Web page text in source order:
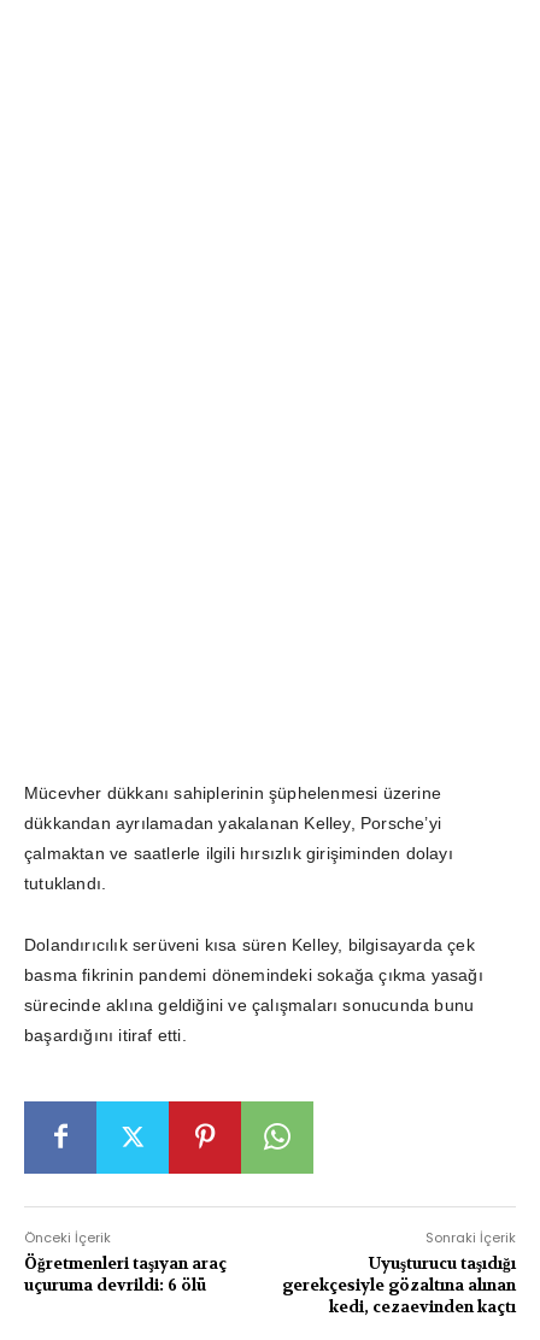
Mücevher dükkanı sahiplerinin şüphelenmesi üzerine
dükkandan ayrılamadan yakalanan Kelley, Porsche’yi
çalmaktan ve saatlerle ilgili hırsızlık girişiminden dolayı
tutuklandı.
Dolandırıcılık serüveni kısa süren Kelley, bilgisayarda çek
basma fikrinin pandemi dönemindeki sokağa çıkma yasağı
sürecinde aklına geldiğini ve çalışmaları sonucunda bunu
başardığını itiraf etti.
Önceki İçerik
Öğretmenleri taşıyan araç
uçuruma devrildi: 6 ölü
Sonraki İçerik
Uyuşturucu taşıdığı
gerekçesiyle gözaltına alınan
kedi, cezaevinden kaçtı